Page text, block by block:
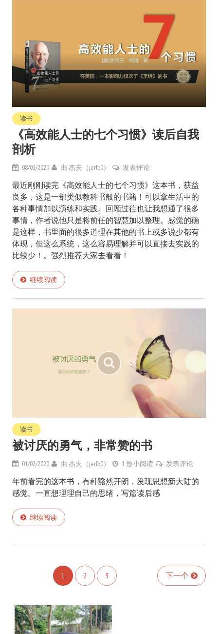
读书
《高效能人士的七个习惯》读后自我
剖析
08/03/2020 由 杰夫（jerfo0） 发表评论
最近刚刚读完《高效能人士的七个习惯》这本书，获益
良多，这是一部类似教科书般的书籍！可以拿生活中的
各种事情加以演练和实践。回顾过往也让我想通了很多
事情，作者说他只是将前任的智慧加以整理。感觉的确
是这样，书里面的很多道理在其他的书上或多说少都有
体现，但这么系统，这么容易理解并可以直接去实践的
比较少！。强烈推荐大家去看看！
继续阅读
读书
被讨厌的勇气，非常赞的书
01/02/2020 由 杰夫（jerfo0） 1 最小阅读 发表评论
年前看完的这本书，有种豁然开朗，发现思想新大陆的
感觉。一直想理理自己的思绪，写篇读后感
继续阅读
1 2 3 下一个